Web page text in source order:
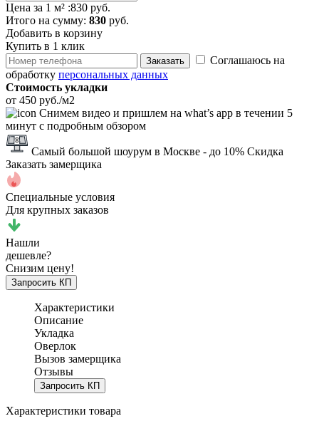
Цена за 1 м² :830 руб.
Итого на сумму: 830 руб.
Добавить в корзину
Купить в 1 клик
Заказать
Соглашаюсь на
обработку персональных данных
Стоимость укладки
от 450 руб./м2
Снимем видео и пришлем на what’s app в течении 5
минут с подробным обзором
Самый большой шоурум в Москве - до 10% Скидка
Заказать замерщика
Специальные условия
Для крупных заказов
Нашли
дешевле?
Снизим цену!
Запросить КП
Характеристики
Описание
Укладка
Оверлок
Вызов замерщика
Отзывы
Запросить КП
Характеристики товара